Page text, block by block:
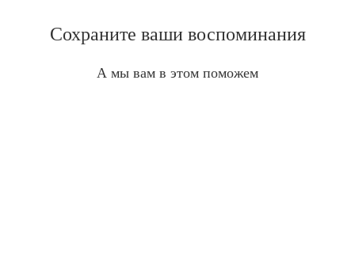
Сохраните ваши воспоминания
А мы вам в этом поможем